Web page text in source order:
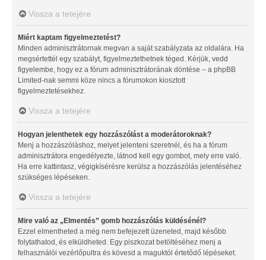
Vissza a tetejére
Miért kaptam figyelmeztetést?
Minden adminisztrátornak megvan a saját szabályzata az oldalára. Ha
megsértettél egy szabályt, figyelmeztethetnek téged. Kérjük, vedd
figyelembe, hogy ez a fórum adminisztrátorának döntése – a phpBB
Limited-nak semmi köze nincs a fórumokon kiosztott
figyelmeztetésekhez.
Vissza a tetejére
Hogyan jelenthetek egy hozzászólást a moderátoroknak?
Menj a hozzászóláshoz, melyet jelenteni szeretnél, és ha a fórum
adminisztrátora engedélyezte, látnod kell egy gombot, mely erre való.
Ha erre kattintasz, végigkísérésre kerülsz a hozzászólás jelentéséhez
szükséges lépéseken.
Vissza a tetejére
Mire való az „Elmentés” gomb hozzászólás küldésénél?
Ezzel elmentheted a még nem befejezett üzeneted, majd később
folytathatod, és elküldheted. Egy piszkozat betöltéséhez menj a
felhasználói vezérlőpultra és kövesd a maguktól értetődő lépéseket.